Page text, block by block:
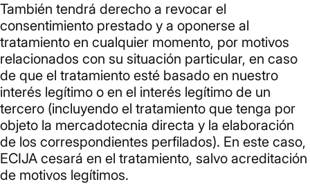
También tendrá derecho a revocar el
consentimiento prestado y a oponerse al
tratamiento en cualquier momento, por motivos
relacionados con su situación particular, en caso
de que el tratamiento esté basado en nuestro
interés legítimo o en el interés legítimo de un
tercero (incluyendo el tratamiento que tenga por
objeto la mercadotecnia directa y la elaboración
de los correspondientes perfilados). En este caso,
ECIJA cesará en el tratamiento, salvo acreditación
de motivos legítimos.